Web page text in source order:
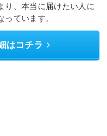
り、本当に届けたい人に
ています。
はコチラ